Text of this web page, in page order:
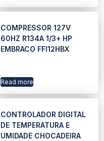
COMPRESSOR 127V
60HZ R134A 1/3+ HP
EMBRACO FFI12HBX
Read more
CONTROLADOR DIGITAL
DE TEMPERATURA E
UMIDADE CHOCADEIRA